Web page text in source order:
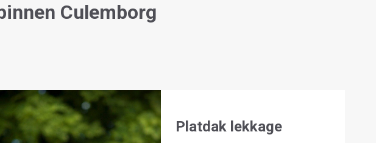
Culemborg
Platdak lekkage